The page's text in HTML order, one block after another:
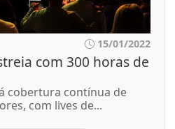
15/01/2022
com 300 horas de
cobertura contínua de
com lives de...